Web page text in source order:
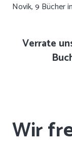
Novik, 9 Bücher
Verrate